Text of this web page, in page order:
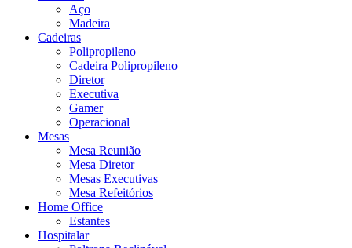
Aço
Madeira
Cadeiras
Polipropileno
Cadeira Polipropileno
Diretor
Executiva
Gamer
Operacional
Mesas
Mesa Reunião
Mesa Diretor
Mesas Executivas
Mesa Refeitórios
Home Office
Estantes
Hospitalar